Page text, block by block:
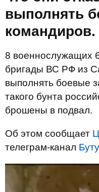
выполнять
8 военнослужащих
бригады ВС РФ из
выполнять боевые
такого бунта
брошены в подвал.
Об этом сообщает
телеграм-канал